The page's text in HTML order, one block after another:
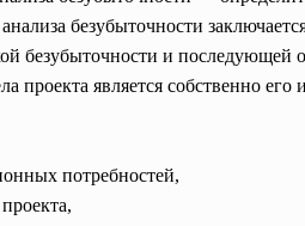
безубыточности
безубыточности и
проекта является собственно его
потребностей,